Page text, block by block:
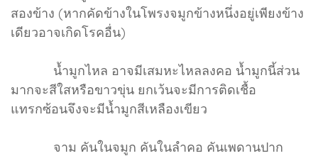
สองข้าง (หากคัดข้างในโพรงจมูกข้างหนึ่งอยู่เพียงข้าง
เดียวอาจเกิดโรคอื่น)
น้ำมูกไหล อาจมีเสมหะไหลลงคอ น้ำมูกนี้ส่วน
มากจะสีใสหรือขาวขุ่น ยกเว้นจะมีการติดเชื้อ
แทรกซ้อนจึงจะมีน้ำมูกสีเหลืองเขียว
จาม คันในจมูก คันในลำคอ คันเพดานปาก